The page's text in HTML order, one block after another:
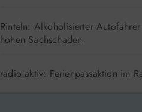
Rinteln: Alkoholisierter Autofahrer
hohen Sachschaden
radio aktiv: Ferienpassaktion im